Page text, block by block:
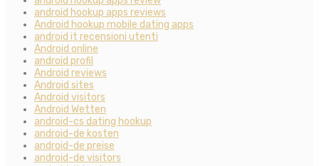
android hookup apps reviews
Android hookup mobile dating apps
android it recensioni utenti
Android online
android profil
Android reviews
Android sites
Android visitors
Android Wetten
android-cs dating hookup
android-de kosten
android-de preise
android-de visitors